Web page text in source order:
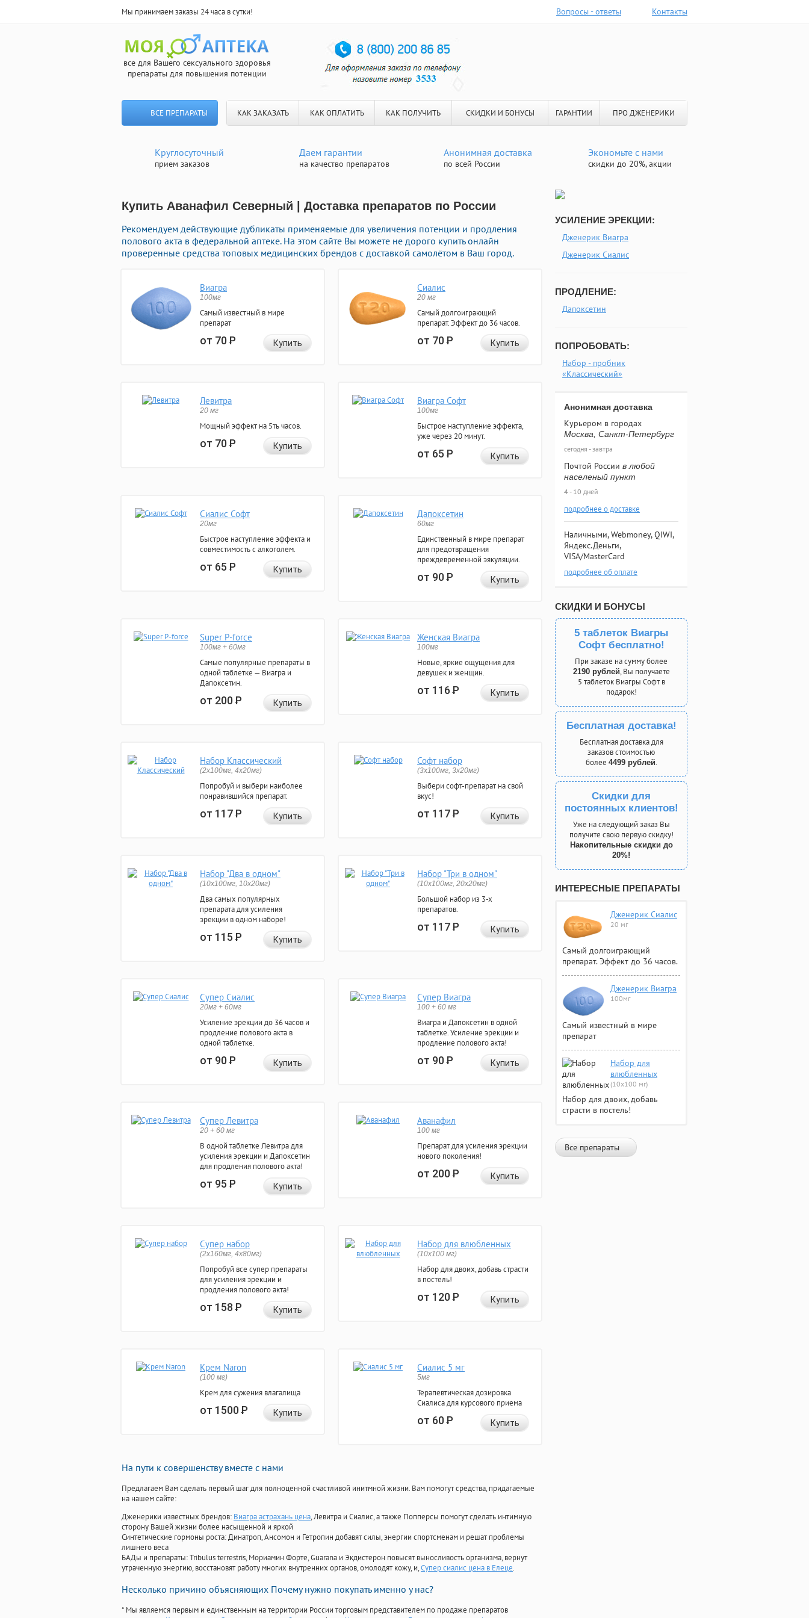
Мы принимаем заказы 24 часа в сутки! Вопросы - ответы Контакты
все для Вашего сексуального здоровья
препараты для повышения потенции
ВСЕ ПРЕПАРАТЫ КАК ЗАКАЗАТЬ КАК ОПЛАТИТЬ КАК ПОЛУЧИТЬ СКИДКИ И БОНУСЫ ГАРАНТИИ ПРО ДЖЕНЕРИКИ
Круглосуточный
прием заказов
Даем гарантии
на качество препаратов
Анонимная доставка
по всей России
Экономьте с нами
скидки до 20%, акции
Купить Аванафил Северный | Доставка препаратов по России
Рекомендуем действующие дубликаты применяемые для увеличения потенции и продления
полового акта в федеральной аптеке. На этом сайте Вы можете не дорого купить онлайн
проверенные средства топовых медицинских брендов с доставкой самолётом в Ваш город.
Виагра
100мг
Самый известный в мире
препарат
от 70Р Купить
Сиалис
20 мг
Самый долгоиграющий
препарат. Эффект до 36 часов.
от 70Р Купить
Левитра
20 мг
Мощный эффект на 5ть часов.
от 70Р Купить
Виагра Софт
100мг
Быстрое наступление эффекта,
уже через 20 минут.
от 65Р Купить
Сиалис Софт
20мг
Быстрое наступление эффекта и
совместимость с алкоголем.
от 65Р Купить
Дапоксетин
60мг
Единственный в мире препарат
для предотвращения
преждевременной эякуляции.
от 90Р Купить
Super P-force
100мг + 60мг
Самые популярные препараты в
одной таблетке — Виагра и
Дапоксетин.
от 200Р Купить
Женская Виагра
100мг
Новые, яркие ощущения для
девушек и женщин.
от 116Р Купить
Набор Классический
(2x100мг, 4x20мг)
Попробуй и выбери наиболее
понравившийся препарат.
от 117Р Купить
Софт набор
(3x100мг, 3x20мг)
Выбери софт-препарат на свой
вкус!
от 117Р Купить
Набор "Два в одном"
(10x100мг, 10x20мг)
Два самых популярных
препарата для усиления
эрекции в одном наборе!
от 115Р Купить
Набор "Три в одном"
(10x100мг, 20x20мг)
Большой набор из 3-х
препаратов.
от 117Р Купить
Супер Сиалис
20мг + 60мг
Усиление эрекции до 36 часов и
продление полового акта в
одной таблетке.
от 90Р Купить
Супер Виагра
100 + 60 мг
Виагра и Дапоксетин в одной
таблетке. Усиление эрекции и
продление полового акта!
от 90Р Купить
Супер Левитра
20 + 60 мг
В одной таблетке Левитра для
усиления эрекции и Дапоксетин
для продления полового акта!
от 95Р Купить
Аванафил
100 мг
Препарат для усиления эрекции
нового поколения!
от 200Р Купить
Супер набор
(2х160мг, 4х80мг)
Попробуй все супер препараты
для усиления эрекции и
продления полового акта!
от 158Р Купить
Набор для влюбленных
(10х100 мг)
Набор для двоих, добавь страсти
в постель!
от 120Р Купить
Крем Naron
(100 мг)
Крем для сужения влагалища
от 1500Р Купить
Сиалис 5 мг
5мг
Терапевтическая дозировка
Сиалиса для курсового приема
от 60Р Купить
На пути к совершенству вместе с нами
Предлагаем Вам сделать первый шаг для полноценной счастливой инитмной жизни. Вам помогут средства, придагаемые
на нашем сайте:
Дженерики известных брендов: Виагра астрахань цена, Левитра и Сиалис, а также Попперсы помогут сделать интимную
сторону Вашей жизни более насыщенной и яркой
Синтетические гормоны роста: Динатроп, Ансомон и Гетропин добавят силы, энергии спортсменам и решат проблемы
лишнего веса
БАДы и препараты:Tribulus terrestris, Мориамин Форте, Guarana и Экдистерон повысят выносливость организма, вернут
утраченную энергию, восстановят работу многих внутренних органов, омолодят кожу, и,Супер сиалис цена в Елеце.
Несколько причино объясняющих Почему нужно покупать именно у нас?
* Мы являемся первым и единственным на территории России торговым представителем по продаже препаратов
УСИЛЕНИЕ ЭРЕКЦИИ:
Дженерик Виагра
Дженерик Сиалис
ПРОДЛЕНИЕ:
Дапоксетин
ПОПРОБОВАТЬ:
Набор - пробник
«Классический»
Анонимная доставка
Курьером в городах
Москва, Санкт-Петербург
сегодня - завтра
Почтой России в любой
населеный пункт
4 - 10 дней
подробнее о доставке
Наличными, Webmoney, QIWI,
Яндекс.Деньги,
VISA/MasterCard
подробнее об оплате
СКИДКИ И БОНУСЫ
5 таблеток Виагры
Софт бесплатно!
При заказе на сумму более
2190 рублей, Вы получаете
5 таблеток Виагры Софт в
подарок!
Бесплатная доставка!
Бесплатная доставка для
заказов стоимостью
более 4499 рублей.
Скидки для
постоянных клиентов!
Уже на следующий заказ Вы
получите свою первую скидку!
Накопительные скидки до
20%!
ИНТЕРЕСНЫЕ ПРЕПАРАТЫ
Дженерик Сиалис
20 мг
Самый долгоиграющий
препарат. Эффект до 36 часов.
Дженерик Виагра
100мг
Самый известный в мире
препарат
Набор для
влюбленных
(10х100 мг)
Набор для двоих, добавь
страсти в постель!
Все препараты